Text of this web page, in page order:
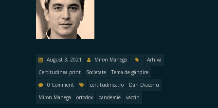
August 3, 2021 Miron Manega
Arhiva
Certitudinea print
Societate
Tema de gândire
0 Comment
certitudinea.ro
Dan Diaconu
Miron Manega
ortodox pandemie vaccin